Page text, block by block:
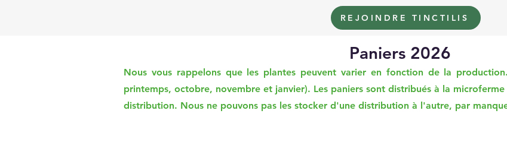
REJOINDRE TINCTILIS
Paniers 2026
Nous vous rappelons que les plantes peuvent varier en fonction de la
printemps, octobre, novembre et janvier). Les paniers sont distribués à la
distribution. Nous ne pouvons pas les stocker d'une distribution à l'autre, par